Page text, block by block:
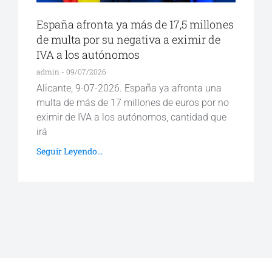
España afronta ya más de 17,5 millones
de multa por su negativa a eximir de
IVA a los autónomos
admin 09/07/2026
Alicante, 9-07-2026. España ya afronta una
multa de más de 17 millones de euros por no
eximir de IVA a los autónomos, cantidad que
irá
Seguir Leyendo...